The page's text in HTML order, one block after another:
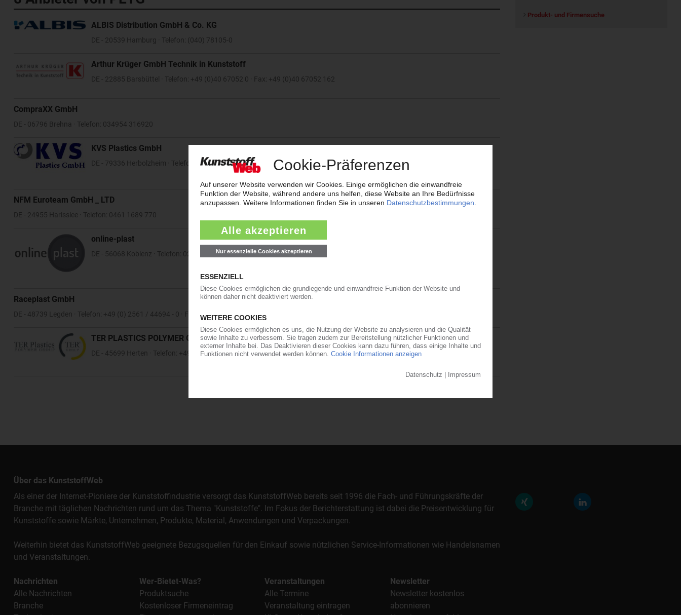
ALBIS Distribution GmbH & Co. KG
DE - 20539 Hamburg · Telefon: (040) 78105-0
Arthur Krüger GmbH Technik in Kunststoff
DE - 22885 Barsbüttel · Telefon: +49 (0)40 67052 0 · Fax: +49 (0)40 67052 162
CompraXX GmbH
DE - 06796 Brehna · Telefon: 034954 316920
KVS Plastics GmbH
DE - 79336 Herbolzheim · Telefon: 07643-80079-0 · Fax: 07643-80079-99
NFM Euroteam GmbH _ LTD
DE - 24955 Harisslee · Telefon: 0461 1689 770
online-plast
DE - 56068 Koblenz · Telefon: 0261 914 89590
Raceplast GmbH
DE - 48739 Legden · Telefon: +49 (0) 2561 / 44694 - 0 · Fax: +49 (0) 2561 / 44694 - 99
TER PLASTICS POLYMER GROUP
DE - 45699 Herten · Telefon: +49 (0)2366 5661-0 · Fax: +49 (0)2366 5661-333
Produkt- und Firmensuche
Über das KunststoffWeb
Als einer der Internet-Pioniere der Kunststoffindustrie versorgt das KunststoffWeb bereits seit 1996 die Fach- und Führungskräfte der
Branche mit täglichen Nachrichten rund um das Thema "Kunststoffe". Im Fokus der Berichterstattung ist dabei die Preisentwicklung für
Kunststoffe sowie Märkte, Unternehmen, Produkte, Material, Anwendungen und Verpackungen.
Weiterhin bietet das KunststoffWeb geeignete Bezugsquellen für den Einkauf sowie nützlichen Service-Informationen wie Handelsnamen
und Veranstaltungen.
Nachrichten
Alle Nachrichten
Branche
Wer-Bietet-Was?
Produktsuche
Kostenloser Firmeneintrag
Veranstaltungen
Alle Termine
Veranstaltung eintragen
Newsletter
Newsletter kostenlos
abonnieren